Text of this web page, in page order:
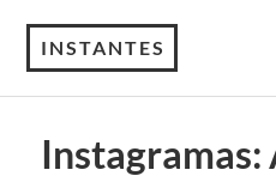
INSTANTES